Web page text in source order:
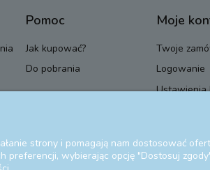
Pomoc
Jak kupować?
Do pobrania
Moje
Twoje
Logowanie
Ustawienia
strony i pomagają nam dostosować
wybierając opcję "Dostosuj